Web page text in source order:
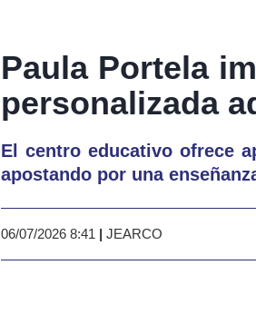
Paula Portela
personalizada
El centro educativo ofrece
apostando por una
06/07/2026 8:41 | JEARCO